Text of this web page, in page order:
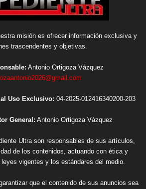
misión es ofrecer información exclusiva y
trascendentes y objetivas.
Antonio Ortigoza Vázquez
Uso Exclusivo: 04-2025-012416340200-203
General: Antonio Ortigoza Vázquez
Ultra son responsables de sus artículos,
de los contenidos, actuando con ética y
vigentes y los estándares del medio.
que el contenido de sus anuncios sea